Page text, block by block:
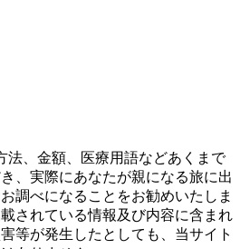
法、金額、医療用語などあくまで
、実際にあなたが親になる旅に出
調べになることをお勧めいたしま
されている情報及び内容に含まれ
等が発生したとしても、当サイト